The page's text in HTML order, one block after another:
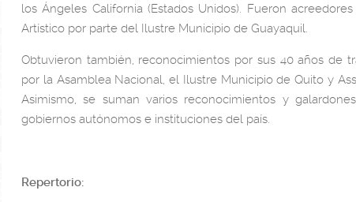
los Ángeles California (Estados Unidos). Fueron
Artístico por parte del Ilustre Municipio de Guayaquil.
Obtuvieron también, reconocimientos por sus 40 años de
por la Asamblea Nacional, el Ilustre Municipio de Quito y
Asimismo, se suman varios reconocimientos y
gobiernos autónomos e instituciones del país.
Repertorio: